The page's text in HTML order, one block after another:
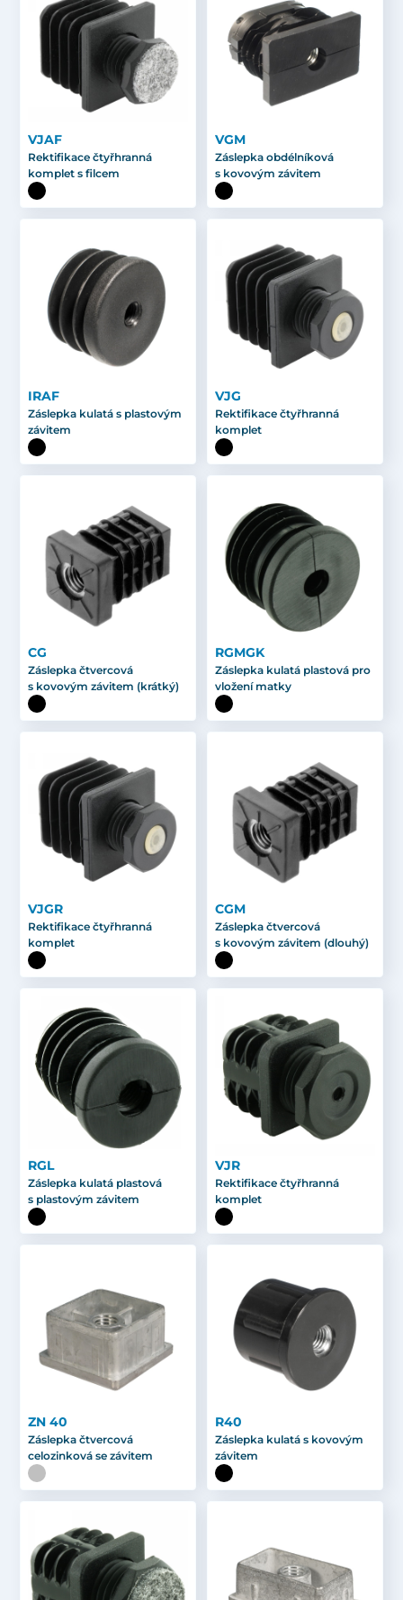
VJAF
Rektifikace čtyřhranná
komplet s filcem
VGM
Záslepka obdélníková
s kovovým závitem
IRAF
Záslepka kulatá s plastovým
závitem
VJG
Rektifikace čtyřhranná
komplet
CG
Záslepka čtvercová
s kovovým závitem (krátký)
RGMGK
Záslepka kulatá plastová pro
vložení matky
VJGR
Rektifikace čtyřhranná
komplet
CGM
Záslepka čtvercová
s kovovým závitem (dlouhý)
RGL
Záslepka kulatá plastová
s plastovým závitem
VJR
Rektifikace čtyřhranná
komplet
ZN 40
Záslepka čtvercová
celozinková se závitem
R40
Záslepka kulatá s kovovým
závitem